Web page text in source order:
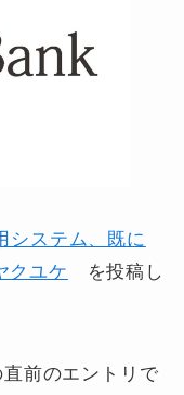
システム、既に
クユケ を投稿し
前のエントリで